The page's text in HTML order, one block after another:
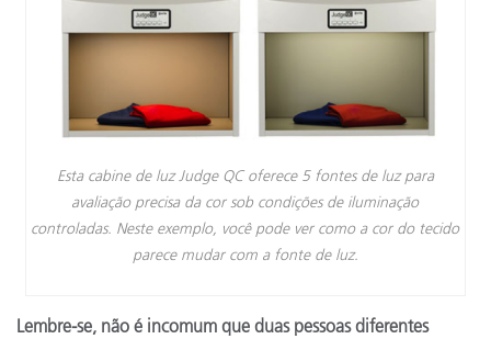
Esta cabine de luz Judge QC oferece 5 fontes de luz para
avaliação precisa da cor sob condições de iluminação
controladas. Neste exemplo, você pode ver como a cor do tecido
parece mudar com a fonte de luz.
Lembre-se, não é incomum que duas pessoas diferentes